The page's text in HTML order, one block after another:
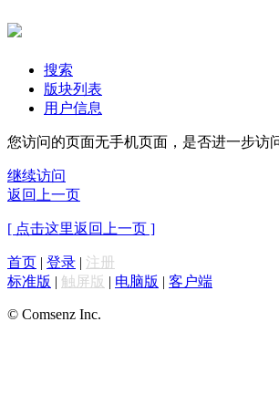
搜索
版块列表
用户信息
您访问的页面无手机页面，是否进一步访
继续访问
返回上一页
[ 点击这里返回上一页 ]
首页 | 登录 | 注册
标准版 | 触屏版 | 电脑版 | 客户端
© Comsenz Inc.